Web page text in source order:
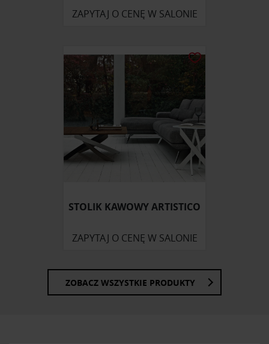
ZAPYTAJ O CENĘ W SALONIE
STOLIK KAWOWY ARTISTICO
ZAPYTAJ O CENĘ W SALONIE
ZOBACZ WSZYSTKIE PRODUKTY